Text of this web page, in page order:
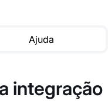
Ajuda
integração